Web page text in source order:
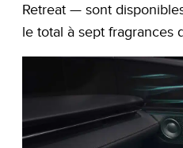
Retreat — sont
le total à sept fragrances